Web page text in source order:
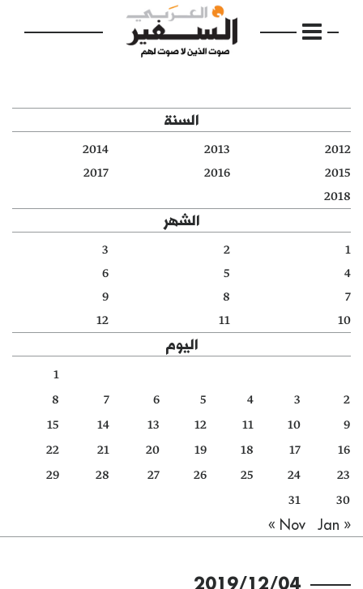
الرئيسية
مواضيع
دفاتر
الأرشيف
السنة
2012
2013
2014
2015
2016
2017
2018
الشهر
1
2
3
4
5
6
7
8
9
10
11
12
اليوم
1
2
3
4
5
6
7
8
9
10
11
12
13
14
15
16
17
18
19
20
21
22
23
24
25
26
27
28
29
30
31
« Nov
Jan »
2019/12/04